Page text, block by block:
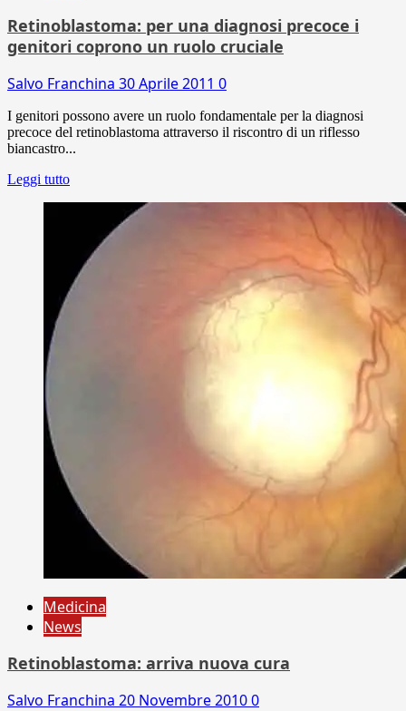
Retinoblastoma: per una diagnosi precoce i
genitori coprono un ruolo cruciale
Salvo Franchina 30 Aprile 2011 0
I genitori possono avere un ruolo fondamentale per la diagnosi
precoce del retinoblastoma attraverso il riscontro di un riflesso
biancastro...
Leggi tutto
Medicina
News
Retinoblastoma: arriva nuova cura
Salvo Franchina 20 Novembre 20100